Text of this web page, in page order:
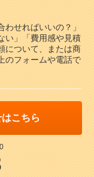
わせればいいの？」
い」「費用感や見積
について、または商
のフォームや電話で
こちら